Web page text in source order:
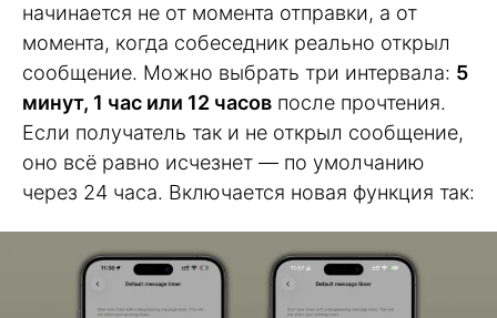
начинается не от момента отправки, а от
момента, когда собеседник реально открыл
сообщение. Можно выбрать три интервала: 5
минут, 1 час или 12 часов после прочтения.
Если получатель так и не открыл сообщение,
оно всё равно исчезнет — по умолчанию
через 24 часа. Включается новая функция так: